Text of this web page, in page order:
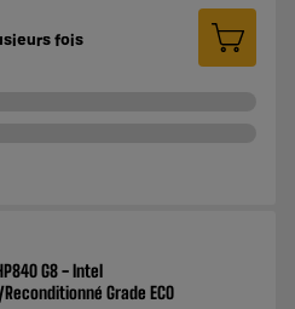
fois
G8 - Intel
Grade ECO